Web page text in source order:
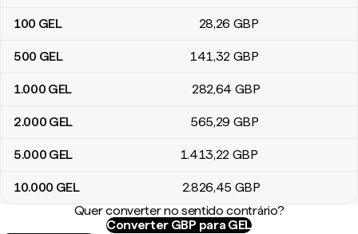
100 GEL 28,26 GBP
500 GEL 141,32 GBP
1.000 GEL 282,64 GBP
2.000 GEL 565,29 GBP
5.000 GEL 1.413,22 GBP
10.000 GEL 2.826,45 GBP
Quer converter no sentido contrário?
Converter GBP para GEL